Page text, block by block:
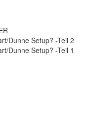
Dunne Setup? -Teil 2
Dunne Setup? -Teil 1